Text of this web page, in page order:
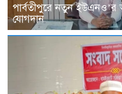
পার্বতীপুরে নতুন
যোগদান